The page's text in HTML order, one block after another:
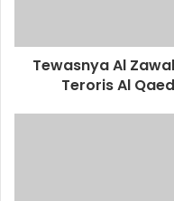
Tewasnya Al
Teroris Al